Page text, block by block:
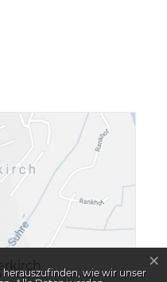
wie wir unser
×